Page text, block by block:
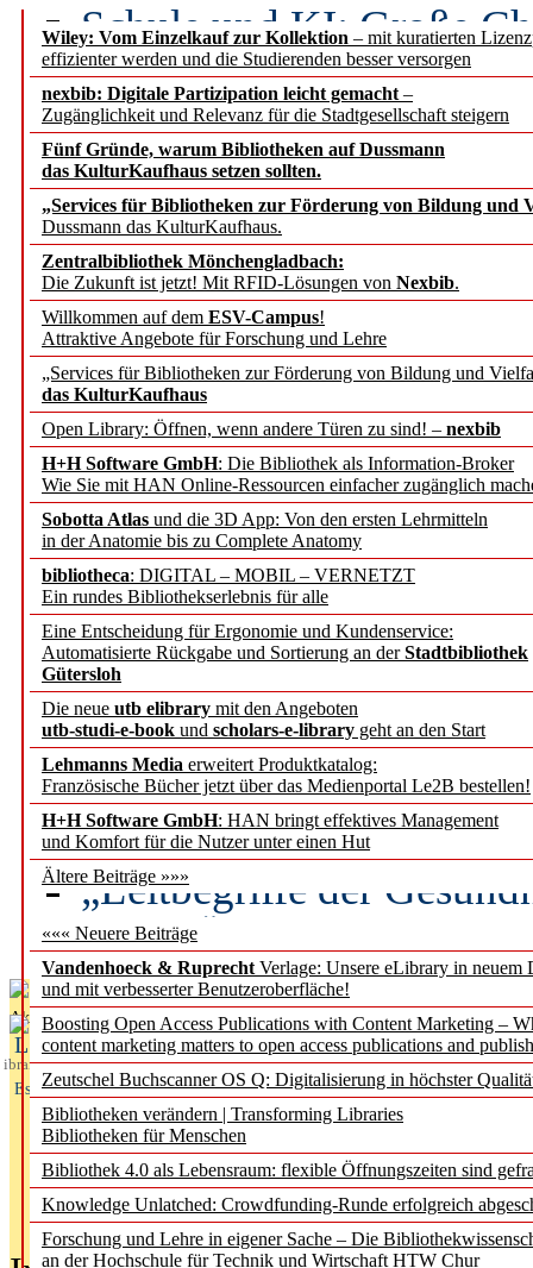
Wiley: Vom Einzelkauf zur Kollektion – mit kuratierten
effizienter werden und die Studierenden besser versorgen
nexbib: Digitale Partizipation leicht gemacht –
Zugänglichkeit und Relevanz für die Stadtgesellschaft steigern
Fünf Gründe, warum Bibliotheken auf Dussmann
das KulturKaufhaus setzen sollten.
„Services für Bibliotheken zur Förderung von Bildung und
Dussmann das KulturKaufhaus.
Zentralbibliothek Mönchengladbach:
Die Zukunft ist jetzt! Mit RFID-Lösungen von Nexbib.
Willkommen auf dem ESV-Campus!
Attraktive Angebote für Forschung und Lehre
„Services für Bibliotheken zur Förderung von Bildung und
das KulturKaufhaus
Open Library: Öffnen, wenn andere Türen zu sind! – nexbib
H+H Software GmbH: Die Bibliothek als Information-Broker
Wie Sie mit HAN Online-Ressourcen einfacher zugänglich
Sobotta Atlas und die 3D App: Von den ersten Lehrmitteln
in der Anatomie bis zu Complete Anatomy
bibliotheca: DIGITAL – MOBIL – VERNETZT
Ein rundes Bibliothekserlebnis für alle
Eine Entscheidung für Ergonomie und Kundenservice:
Automatisierte Rückgabe und Sortierung an derStadtbibliothek
Gütersloh
Die neue utb elibrary mit den Angeboten
utb-studi-e-book und scholars-e-library geht an den Start
Lehmanns Media erweitert Produktkatalog:
Französische Bücher jetzt über das Medienportal Le2B bestellen!
H+H Software GmbH: HAN bringt effektives Management
und Komfort für die Nutzer unter einen Hut
Ältere Beiträge »»»
««« Neuere Beiträge
Vandenhoeck & Ruprecht Verlage: Unsere eLibrary in neuem
und mit verbesserter Benutzeroberfläche!
Boosting Open Access Publications with Content Marketing –
content marketing matters to open access publications and
Zeutschel Buchscanner OS Q: Digitalisierung in höchster
Bibliotheken verändern | Transforming Libraries
Bibliotheken für Menschen
Bibliothek 4.0 als Lebensraum: flexible Öffnungszeiten sind
Knowledge Unlatched: Crowdfunding-Runde erfolgreich
Forschung und Lehre in eigener Sache – Die
an der Hochschule für Technik und Wirtschaft HTW Chur
Schule und KI: Große
Voraussetzungen
Erfolgreiches erstes
Segment Research –
angepasst
konstruktiv!
Mohr Siebeck
und die Zeitschrift für
Francke Attempto
EBSCO Information
Recherchefunktionen in
Sorbisches Institut neu
Geschichte und
Künstliche Intelligenz
besser zu verstehen
„Leitbegriffe der
des BIÖG erscheinen
Aktuelles aus
L
ibrary
Essentials